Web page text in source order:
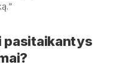
pasitaikantys